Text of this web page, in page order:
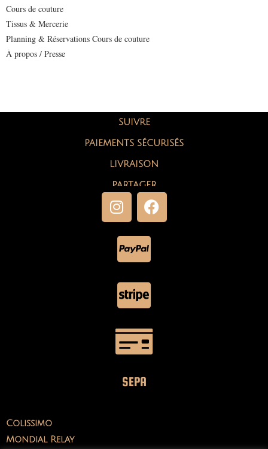
Cours de couture
Tissus & Mercerie
Planning & Réservations Cours de couture
À propos / Presse
SUIVRE
PAIEMENTS SÉCURISÉS
LIVRAISON
PARTAGER
SEPA
Colissimo
Mondial Relay